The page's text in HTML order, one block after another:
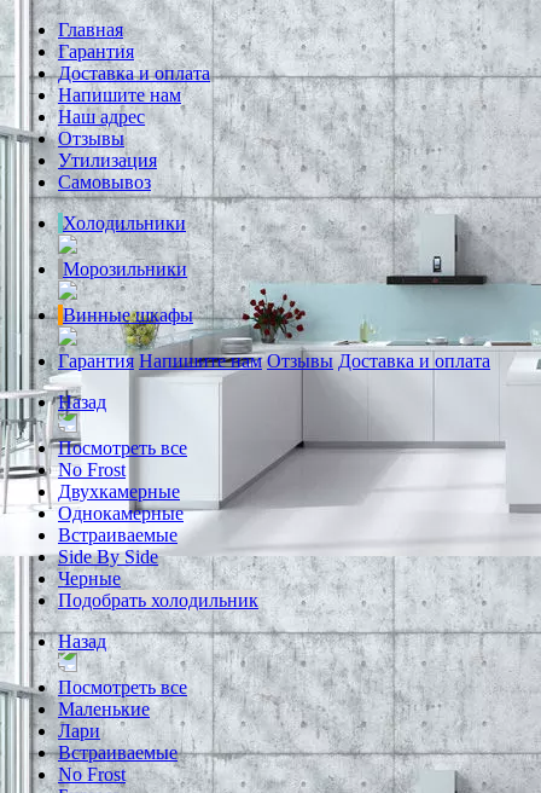
Главная
Гарантия
Доставка и оплата
Напишите нам
Наш адрес
Отзывы
Утилизация
Самовывоз
Холодильники
Морозильники
Винные шкафы
Гарантия Напишите нам Отзывы Доставка и оплата
Назад
Посмотреть все
No Frost
Двухкамерные
Однокамерные
Встраиваемые
Side By Side
Черные
Подобрать холодильник
Назад
Посмотреть все
Маленькие
Лари
Встраиваемые
No Frost